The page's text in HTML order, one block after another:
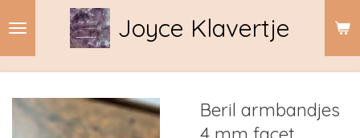
hoofdinhoud
Joyce Klavertje
Beril armbandjes